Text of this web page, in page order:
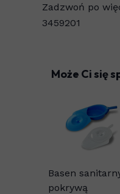
Zadzwoń po
3459201
Może Ci się
Basen
pokrywą